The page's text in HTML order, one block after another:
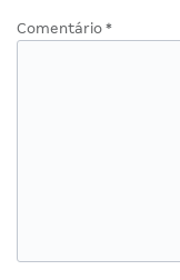
Comentário *